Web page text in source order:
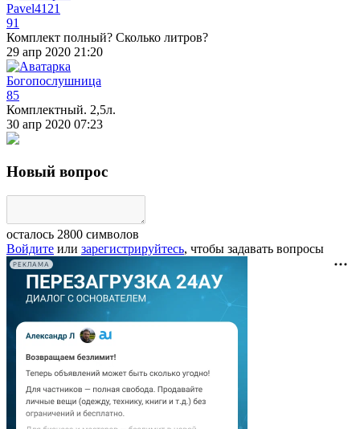
Pavel4121
91
Комплект полный? Сколько литров?
29 апр 2020 21:20
Богопослушница
85
Комплектный. 2,5л.
30 апр 2020 07:23
Новый вопрос
осталось 2800 символов
Войдите или зарегистрируйтесь, чтобы задавать вопросы
РЕКЛАМА